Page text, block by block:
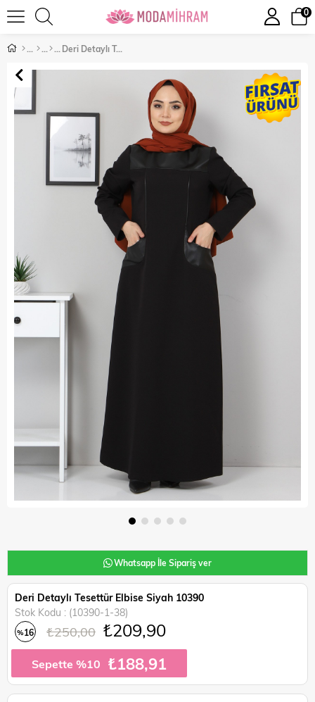
0
Deri Detaylı Tesettür Elbise Siyah 10390
Whatsapp İle Sipariş ver
Deri Detaylı Tesettür Elbise Siyah 10390
Stok Kodu
(10390-1-38)
%16 ₺250,00 ₺209,90
Sepette %10 ₺188,91